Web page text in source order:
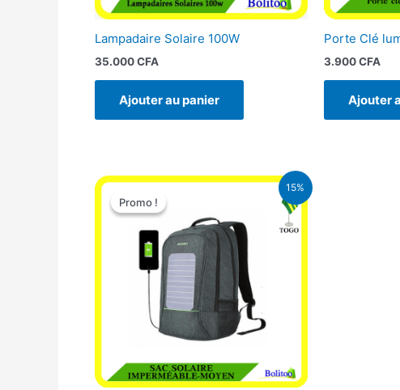
Lampadaire Solaire 100W
35.000CFA
Ajouter au panier
Porte Clé
3.900CFA
Ajouter
15%
Promo !
Promo !
Le
initial
29.500 CFA.
Le
est :
25.000 CFA.